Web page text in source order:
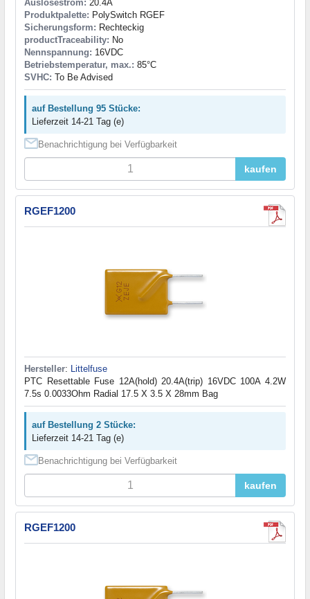
Auslösestrom: 20.4A
Produktpalette: PolySwitch RGEF
Sicherungsform: Rechteckig
productTraceability: No
Nennspannung: 16VDC
Betriebstemperatur, max.: 85°C
SVHC: To Be Advised
auf Bestellung 95 Stücke:
Lieferzeit 14-21 Tag (e)
Benachrichtigung bei Verfügbarkeit
kaufen
RGEF1200
Hersteller: Littelfuse
PTC Resettable Fuse 12A(hold) 20.4A(trip) 16VDC 100A 4.2W
7.5s 0.0033Ohm Radial 17.5 X 3.5 X 28mm Bag
auf Bestellung 2 Stücke:
Lieferzeit 14-21 Tag (e)
Benachrichtigung bei Verfügbarkeit
kaufen
RGEF1200